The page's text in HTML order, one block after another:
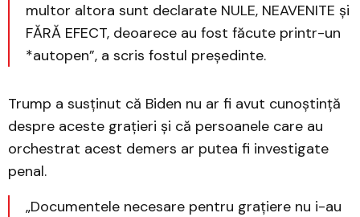
multor altora sunt declarate NULE, NEAVENITE și
FĂRĂ EFECT, deoarece au fost făcute printr-un
*autopen”, a scris fostul președinte.
Trump a susținut că Biden nu ar fi avut cunoștință
despre aceste grațieri și că persoanele care au
orchestrat acest demers ar putea fi investigate
penal.
„Documentele necesare pentru grațiere nu i-au